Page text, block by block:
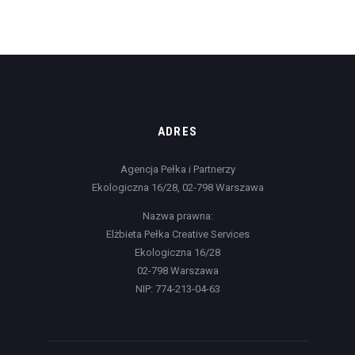
ADRES
Agencja Pełka i Partnerzy
Ekologiczna 16/28, 02-798 Warszawa
Nazwa prawna:
Elżbieta Pełka Creative Services
Ekologiczna 16/28
02-798 Warszawa
NIP: 774-213-04-63